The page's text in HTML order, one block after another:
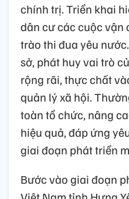
chính trị. Triển khai
dân cư các cuộc vận
trào thi đua yêu
sở, phát huy vai trò
rộng rãi, thực chất
quản lý xã hội.
toàn tổ chức, nâng
hiệu quả, đáp ứng
giai đoạn phát triển
Bước vào giai đoạn